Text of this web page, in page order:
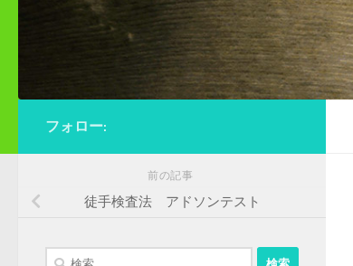
フォロー:
前の記事
徒手検査法 アドソンテスト
検